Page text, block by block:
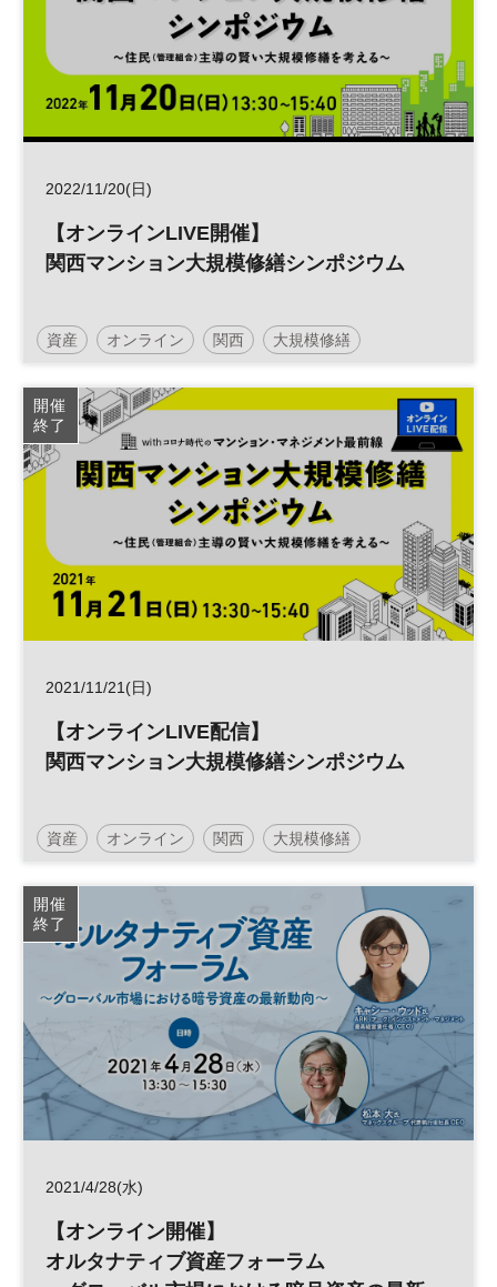
2022/11/20(日)
【オンラインLIVE開催】
関西マンション大規模修繕シンポジウム
資産 オンライン 関西 大規模修繕
マンション 参加無料
土日祝開催
開催
終了
2021/11/21(日)
【オンラインLIVE配信】
関西マンション大規模修繕シンポジウム
資産 オンライン 関西 大規模修繕
マンション 参加無料
土日祝開催
開催
終了
2021/4/28(水)
【オンライン開催】
オルタナティブ資産フォーラム